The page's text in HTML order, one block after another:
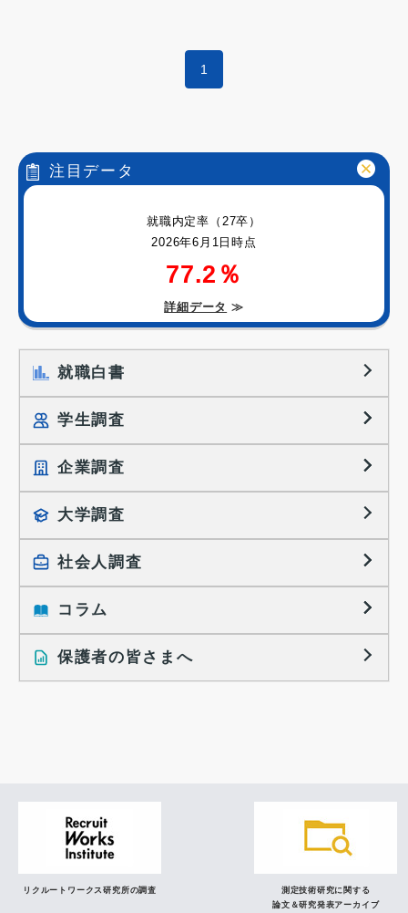
1
注目データ
就職内定率（27卒）
2026年6月1日時点
77.2％
詳細データ ≫
就職白書
学生調査
就職プロセス調査
就職活動TOPICS
大学生の実態調査
働きたい組織の特徴
大学生の地域間移動レポート
企業調査
採用に関する調査
採用活動に関するレポート
大学調査
社会人調査
就職活動と入社後の就業
就業レディネス研究
コラム
インタビュー記事
保護者の皆さまへ
リクルートワークス研究所の調査
測定技術研究に関する
論文＆研究発表アーカイブ